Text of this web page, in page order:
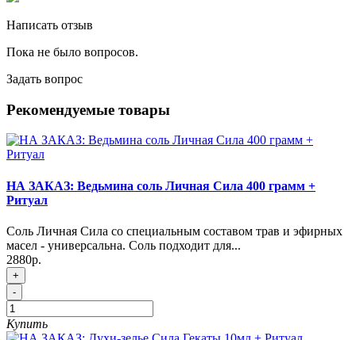
Написать отзыв
Пока не было вопросов.
Задать вопрос
Рекомендуемые товары
НА ЗАКАЗ: Ведьмина соль Личная Сила 400 грамм +
Ритуал
Соль Личная Сила со специальным составом трав и эфирных
масел - универсальна. Соль подходит для...
2880р.
+
-
Купить